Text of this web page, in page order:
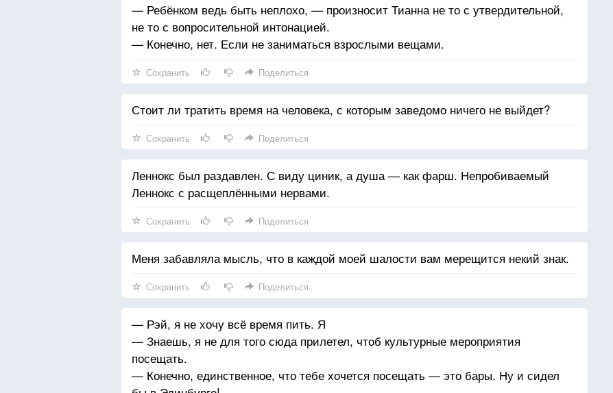
— Ребёнком ведь быть неплохо, — произносит Тианна не то с утвердительной,
не то с вопросительной интонацией.
— Конечно, нет. Если не заниматься взрослыми вещами.
Сохранить Поделиться
Стоит ли тратить время на человека, с которым заведомо ничего не выйдет?
Сохранить Поделиться
Леннокс был раздавлен. С виду циник, а душа — как фарш. Непробиваемый
Леннокс с расщеплёнными нервами.
Сохранить Поделиться
Меня забавляла мысль, что в каждой моей шалости вам мерещится некий знак.
Сохранить Поделиться
— Рэй, я не хочу всё время пить. Я
— Знаешь, я не для того сюда прилетел, чтоб культурные мероприятия
посещать.
— Конечно, единственное, что тебе хочется посещать — это бары. Ну и сидел